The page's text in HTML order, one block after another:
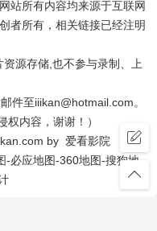
站所有内容均来源于互联网
者所有，相关链接已经注明
源存储,也不参与录制、上
件至iiikan@hotmail.com。
权内容，谢谢！）
by 爱看影院
-必应地图-360地图-搜狗地